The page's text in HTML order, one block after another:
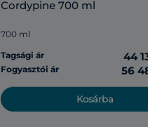
Cordypine 700 ml
700 ml
Tagsági ár
44
Fogyasztói ár 56
Kosárba